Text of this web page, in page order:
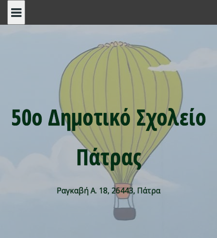
50ο Δημοτικό Σχολείο
Πάτρας
Ραγκαβή Α. 18, 26443, Πάτρα